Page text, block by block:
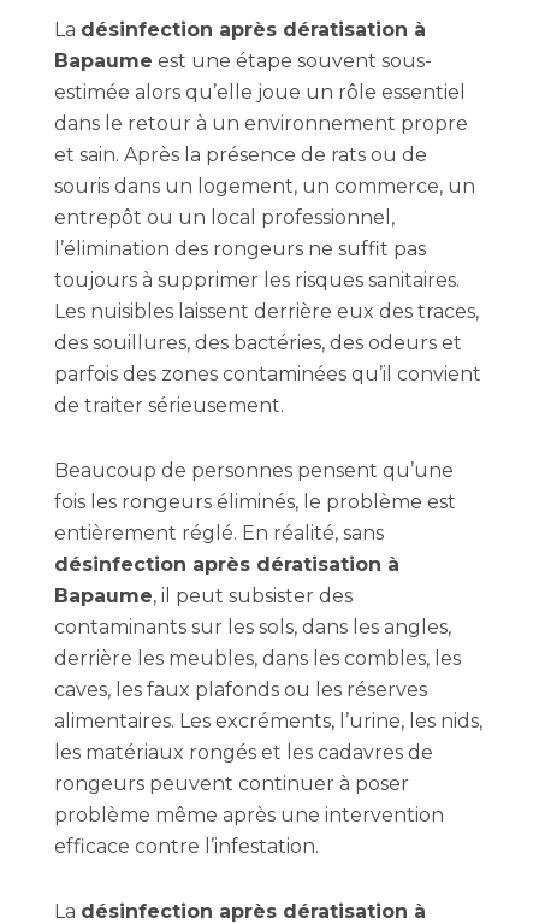
La désinfection après dératisation à
Bapaume est une étape souvent sous-
estimée alors qu’elle joue un rôle essentiel
dans le retour à un environnement propre
et sain. Après la présence de rats ou de
souris dans un logement, un commerce, un
entrepôt ou un local professionnel,
l’élimination des rongeurs ne suffit pas
toujours à supprimer les risques sanitaires.
Les nuisibles laissent derrière eux des traces,
des souillures, des bactéries, des odeurs et
parfois des zones contaminées qu’il convient
de traiter sérieusement.
Beaucoup de personnes pensent qu’une
fois les rongeurs éliminés, le problème est
entièrement réglé. En réalité, sans
désinfection après dératisation à
Bapaume, il peut subsister des
contaminants sur les sols, dans les angles,
derrière les meubles, dans les combles, les
caves, les faux plafonds ou les réserves
alimentaires. Les excréments, l’urine, les nids,
les matériaux rongés et les cadavres de
rongeurs peuvent continuer à poser
problème même après une intervention
efficace contre l’infestation.
La désinfection après dératisation à